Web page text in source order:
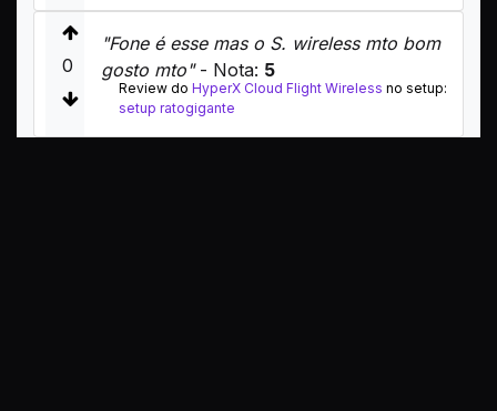
0
"Fone é esse mas o S. wireless mto bom
gosto mto"- Nota: 5
Review do HyperX Cloud Flight Wireless no setup:
setup ratogigante